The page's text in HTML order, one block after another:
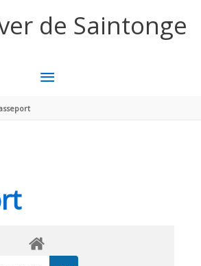
de Saintonge
MENU